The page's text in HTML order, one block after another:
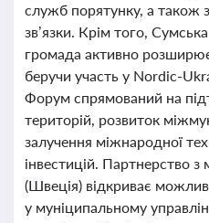
служб порятунку, а також
зв’язки. Крім того,
громада активно
беручи участь у Nordic-
Форум спрямований на
територій, розвиток
залучення міжнародної
інвестицій. Партнерство
(Швеція) відкриває
у муніципальному